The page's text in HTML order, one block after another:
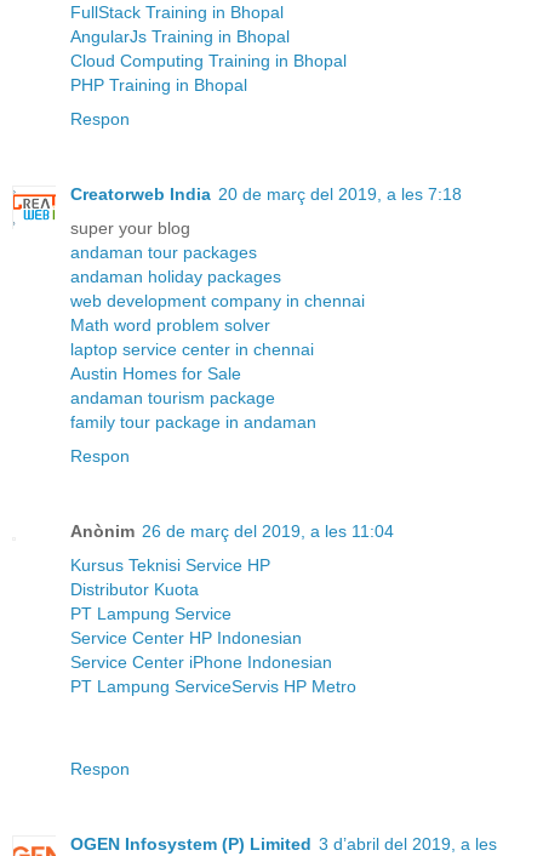
FullStack Training in Bhopal
AngularJs Training in Bhopal
Cloud Computing Training in Bhopal
PHP Training in Bhopal
Respon
Creatorweb India 20 de març del 2019, a les 7:18
super your blog
andaman tour packages
andaman holiday packages
web development company in chennai
Math word problem solver
laptop service center in chennai
Austin Homes for Sale
andaman tourism package
family tour package in andaman
Respon
Anònim 26 de març del 2019, a les 11:04
Kursus Teknisi Service HP
Distributor Kuota
PT Lampung Service
Service Center HP Indonesian
Service Center iPhone Indonesian
PT Lampung ServiceServis HP Metro
Respon
OGEN Infosystem (P) Limited 3 d’abril del 2019, a les